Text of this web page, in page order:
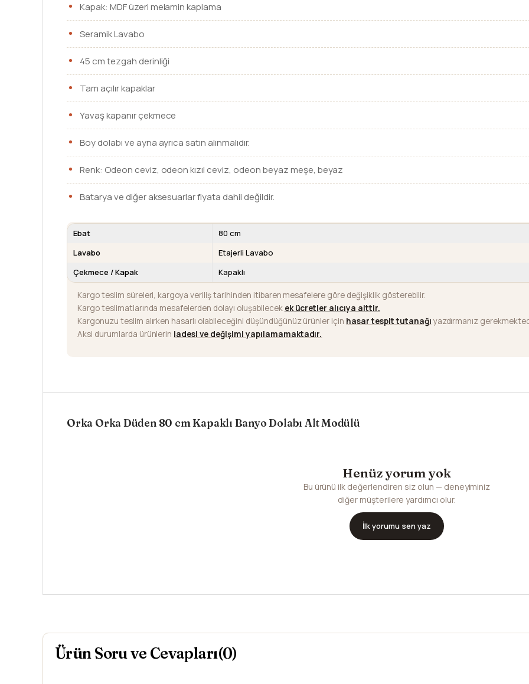
Kapak: MDF üzeri melamin kaplama
Seramik Lavabo
45 cm tezgah derinliği
Tam açılır kapaklar
Yavaş kapanır çekmece
Boy dolabı ve ayna ayrıca satın alınmalıdır.
Renk: Odeon ceviz, odeon kızıl ceviz, odeon beyaz meşe, beyaz
Batarya ve diğer aksesuarlar fiyata dahil değildir.
Ebat
80 cm
Lavabo
Etajerli Lavabo
Çekmece / Kapak
Kapaklı
Kargo teslim süreleri, kargoya veriliş tarihinden itibaren mesafelere göre değişiklik gösterebilir.
Kargo teslimatlarında mesafelerden dolayı oluşabilecek ek ücretler alıcıya aittir.
Kargonuzu teslim alırken hasarlı olabileceğini düşündüğünüz ürünler için hasar tespit tutanağı yazdırmanız
Aksi durumlarda ürünlerin iadesi ve değişimi yapılamamaktadır.
Orka Orka Düden 80 cm Kapaklı Banyo Dolabı Alt Modülü
Henüz yorum yok
Bu ürünü ilk değerlendiren siz olun — deneyiminiz
diğer müşterilere yardımcı olur.
İlk yorumu sen yaz
Ürün Soru ve Cevapları(0)